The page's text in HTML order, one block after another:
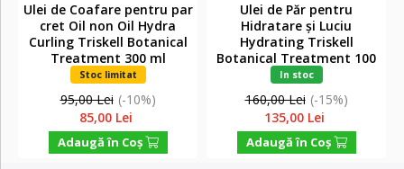
Ulei de Coafare pentru par
cret Oil non Oil Hydra
Curling Triskell Botanical
Treatment 300 ml
Stoc limitat
95,00 Lei (-10%)
85,00 Lei
Adaugă în Coş
Ulei de Păr pentru
Hidratare și Luciu
Hydrating Triskell
Botanical Treatment 100
ml
In stoc
160,00 Lei (-15%)
135,00 Lei
Adaugă în Coş